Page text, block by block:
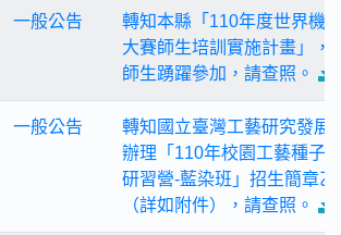
一般公告
轉知本縣「110年度世界機
大賽師生培訓實施計畫」，
師生踴躍參加，請查照。
一般公告
轉知國立臺灣工藝研究發展
辦理「110年校園工藝種子
研習營-藍染班」招生簡章乙
（詳如附件），請查照。